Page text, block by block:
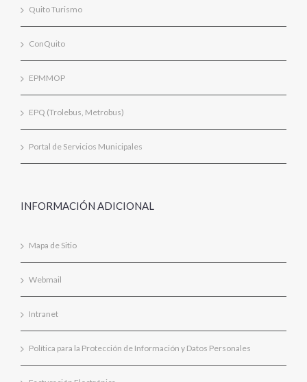
Quito Turismo
ConQuito
EPMMOP
EPQ (Trolebus, Metrobus)
Portal de Servicios Municipales
INFORMACIÓN ADICIONAL
Mapa de Sitio
Webmail
Intranet
Política para la Protección de Información y Datos Personales